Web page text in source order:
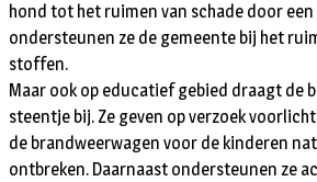
hond tot het ruimen van schade door
ondersteunen ze de gemeente bij het
stoffen.
Maar ook op educatief gebied draagt de
steentje bij. Ze geven op verzoek
de brandweerwagen voor de kinderen
ontbreken. Daarnaast ondersteunen ze